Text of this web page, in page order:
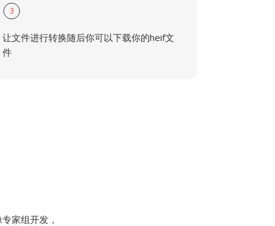
3
让文件进行转换随后你可以下载你的heif文
件
家组开发，